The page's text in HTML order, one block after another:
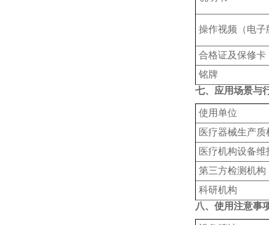
操作视频（电子
合格证及保修卡
铭牌
七、应用场景与
使用单位
医疗器械生产质
医疗机构设备维
‌第三方检测机构
科研机构
八、使用注意事